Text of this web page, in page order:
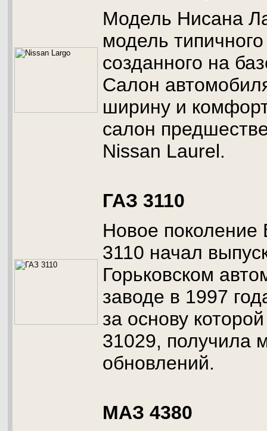
Модель Нисана
модель
созданного на
Салон
ширину и
салон
Nissan Laurel.
ГАЗ 3110
Новое поколение
3110 начал
Горьковском
заводе в 1997
за основу
31029, получила
обновлений.
МАЗ 4380